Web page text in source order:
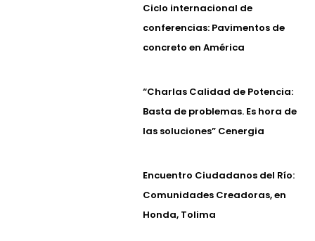
Ciclo internacional de
conferencias: Pavimentos de
concreto en América
“Charlas Calidad de Potencia:
Basta de problemas. Es hora de
las soluciones” Cenergia
Encuentro Ciudadanos del Río:
Comunidades Creadoras, en
Honda, Tolima